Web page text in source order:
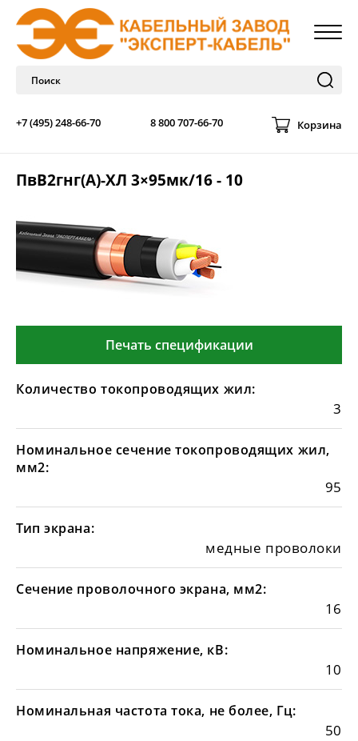
+7 (495) 248-66-70 8 800 707-66-70 Корзина
ПвВ2гнг(А)-ХЛ 3×95мк/16 - 10
Печать спецификации
Количество токопроводящих жил:
3
Номинальное сечение токопроводящих жил,
мм2:
95
Тип экрана:
медные проволоки
Сечение проволочного экрана, мм2:
16
Номинальное напряжение, кВ:
10
Номинальная частота тока, не более, Гц:
50